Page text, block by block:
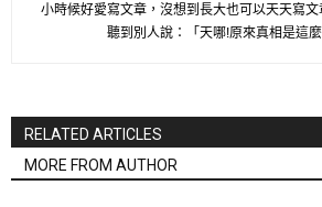
小時候好愛寫文章，沒想到長大也可以天天寫
聽到別人說：「天哪!原來真相是這麼
RELATED ARTICLES
MORE FROM AUTHOR